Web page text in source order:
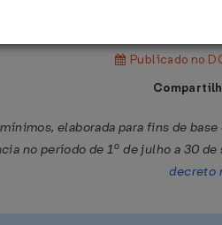
Publicado no
elaborada para fins de
no período de 1º de julho a 30
decreto